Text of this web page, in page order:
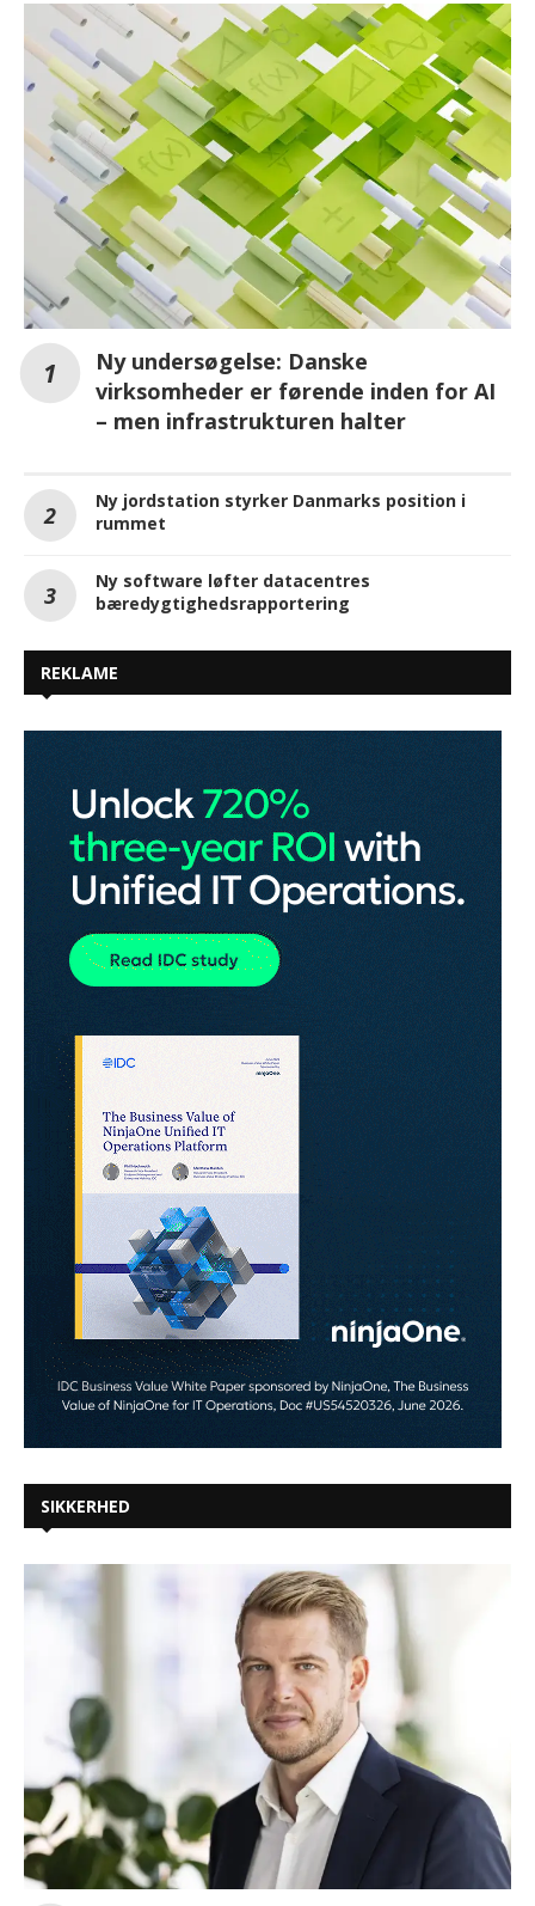
Ny undersøgelse: Danske
virksomheder er førende inden for AI
– men infrastrukturen halter
Ny jordstation styrker Danmarks position i
rummet
Ny software løfter datacentres
bæredygtighedsrapportering
REKLAME
SIKKERHED